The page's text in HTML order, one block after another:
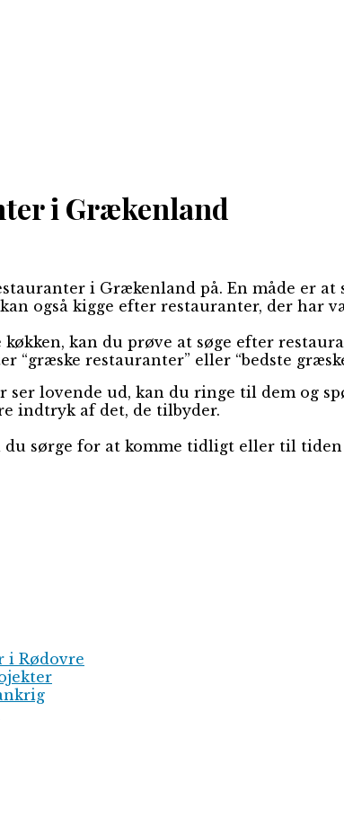
i Grækenland
i Grækenland på. En måde er
også kigge efter restauranter, der har
kan du prøve at søge efter
“græske restauranter” eller “bedste
lovende ud, kan du ringe til dem og
indtryk af det, de tilbyder.
sørge for at komme tidligt eller til
i Rødovre